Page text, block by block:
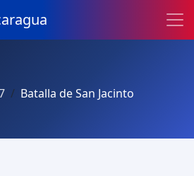
Batalla de San Jacinto